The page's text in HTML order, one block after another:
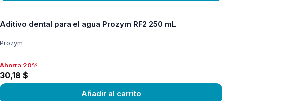
Aditivo dental para el agua Prozym RF2 250 mL
Prozym
Ahorra 20%, 30,18 $
Ahorra 20%
30,18 $
Añadir al carrito